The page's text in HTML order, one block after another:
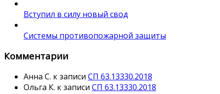
Вступил в силу новый свод
Системы противопожарной защиты
Комментарии
Анна С. к записи СП 63.13330.2018
Ольга К. к записи СП 63.13330.2018